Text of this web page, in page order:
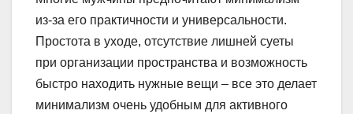
из-за его практичности и универсальности.
Простота в уходе, отсутствие лишней суеты
при организации пространства и возможность
быстро находить нужные вещи – все это делает
минимализм очень удобным для активного